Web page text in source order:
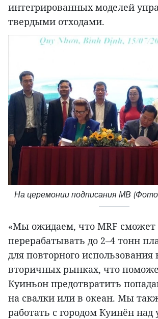
интегрированных моделей
твердыми отходами.
На церемонии подписания МВ (Фото:
«Мы ожидаем, что MRF сможет
перерабатывать до 2–4 тонн
для повторного использования
вторичных рынках, что
Куиньон предотвратить
на свалки или в океан. Мы
работать с городом Куинён над